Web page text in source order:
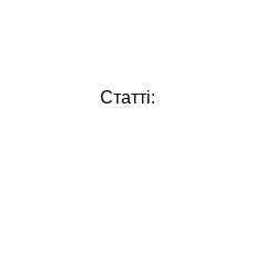
Статті: